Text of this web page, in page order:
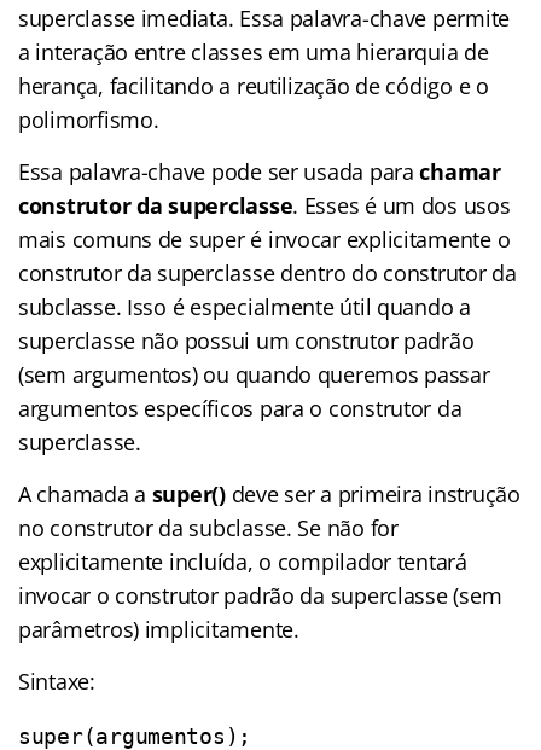
superclasse imediata. Essa palavra-chave permite
a interação entre classes em uma hierarquia de
herança, facilitando a reutilização de código e o
polimorfismo.
Essa palavra-chave pode ser usada parachamar
construtor da superclasse. Esses é um dos usos
mais comuns de super é invocar explicitamente o
construtor da superclasse dentro do construtor da
subclasse. Isso é especialmente útil quando a
superclasse não possui um construtor padrão
(sem argumentos) ou quando queremos passar
argumentos específicos para o construtor da
superclasse.
A chamada a super()deve ser a primeira instrução
no construtor da subclasse. Se não for
explicitamente incluída, o compilador tentará
invocar o construtor padrão da superclasse (sem
parâmetros) implicitamente.
Sintaxe:
super(argumentos);